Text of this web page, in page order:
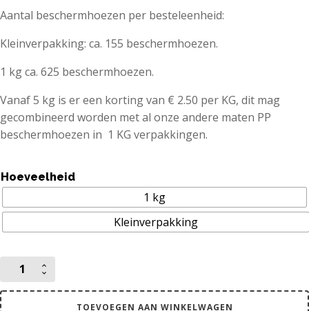
Aantal beschermhoezen per besteleenheid:
Kleinverpakking: ca. 155 beschermhoezen.
1 kg ca. 625 beschermhoezen.
Vanaf 5 kg is er een korting van € 2.50 per KG, dit mag
gecombineerd worden met al onze andere maten PP
beschermhoezen in 1 KG verpakkingen.
Hoeveelheid
1 kg
Kleinverpakking
x
157
mm
TOEVOEGEN AAN WINKELWAGEN